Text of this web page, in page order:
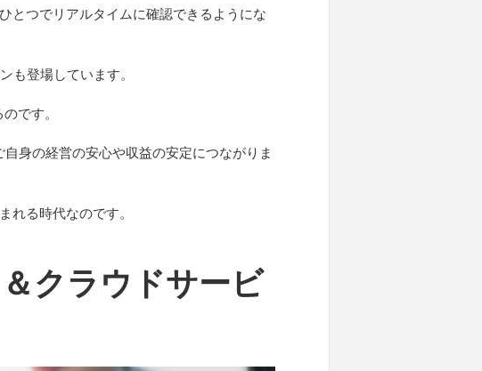
とつでリアルタイムに確認できるようにな
も登場しています。
です。
身の経営の安心や収益の安定につながりま
れる時代なのです。
クラウドサービ